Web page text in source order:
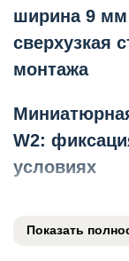
ширина 9
сверхузкая
монтажа
W2:
условиях
ленты 9 мм из
Показать